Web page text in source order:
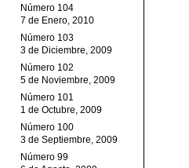
Número 104
7 de Enero, 2010
Número 103
3 de Diciembre, 2009
Número 102
5 de Noviembre, 2009
Número 101
1 de Octubre, 2009
Número 100
3 de Septiembre, 2009
Número 99